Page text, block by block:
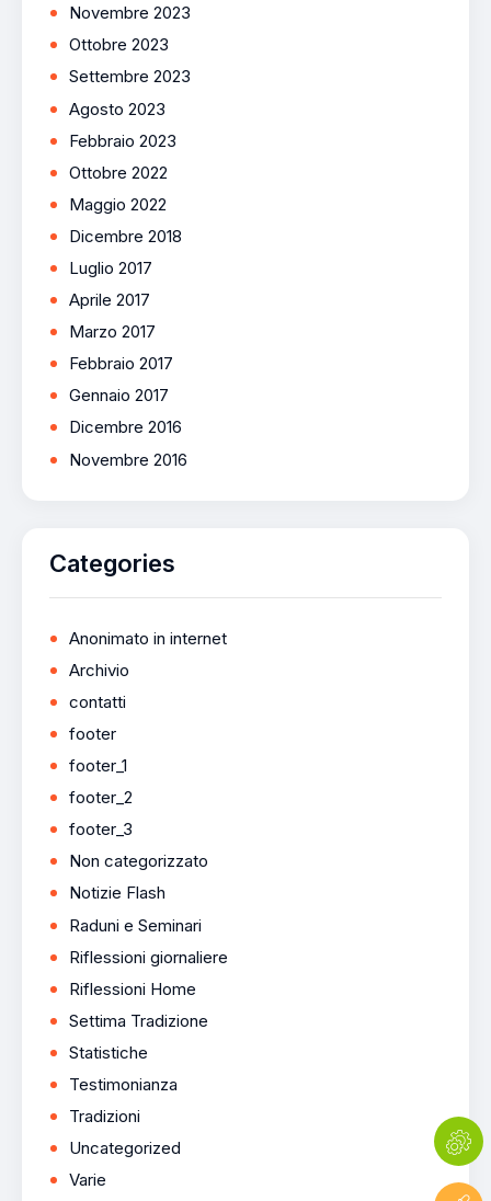
Novembre 2023
Ottobre 2023
Settembre 2023
Agosto 2023
Febbraio 2023
Ottobre 2022
Maggio 2022
Dicembre 2018
Luglio 2017
Aprile 2017
Marzo 2017
Febbraio 2017
Gennaio 2017
Dicembre 2016
Novembre 2016
Categories
Anonimato in internet
Archivio
contatti
footer
footer_1
footer_2
footer_3
Non categorizzato
Notizie Flash
Raduni e Seminari
Riflessioni giornaliere
Riflessioni Home
Settima Tradizione
Statistiche
Testimonianza
Tradizioni
Uncategorized
Varie